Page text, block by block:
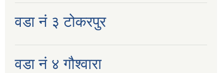
वडा नं ३ टोकरपुर
वडा नं ४ गौश्वारा